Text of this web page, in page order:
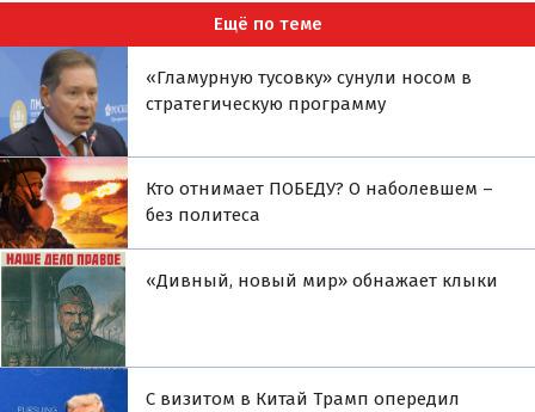
Ещё по теме
«Гламурную тусовку» сунули носом в
стратегическую программу
Кто отнимает ПОБЕДУ? О наболевшем –
без политеса
«Дивный, новый мир» обнажает клыки
С визитом в Китай Трамп опередил